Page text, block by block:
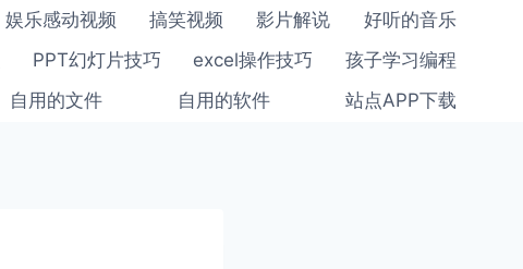
娱乐感动视频 搞笑视频 影片解说
好听的音乐
PPT幻灯片技巧 excel操作技巧
孩子学习编程
自用的文件 自用的软件 站点APP下载